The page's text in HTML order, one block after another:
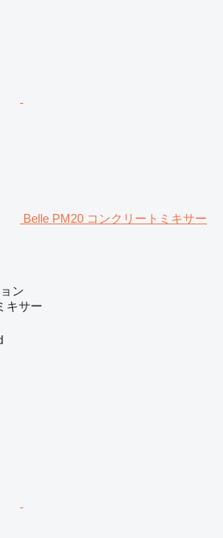
Belle PM20 コンクリートミキサー
ン
キサー